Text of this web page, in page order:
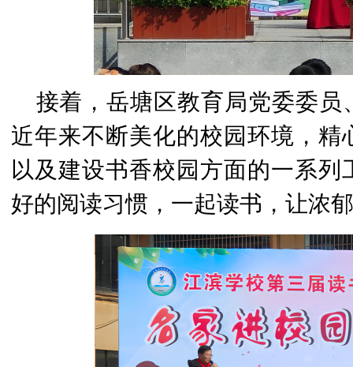
接着，岳塘区教育局党委委
近年来不断美化的校园环境，
以及建设书香校园方面的一系
好的阅读习惯，一起读书，让浓